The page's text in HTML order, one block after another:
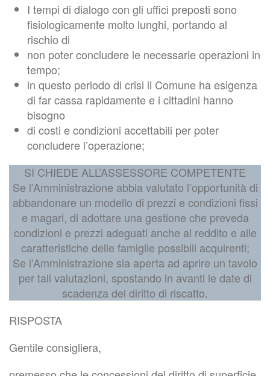
I tempi di dialogo con gli uffici preposti sono
fisiologicamente molto lunghi, portando al
rischio di
non poter concludere le necessarie operazioni in
tempo;
in questo periodo di crisi il Comune ha esigenza
di far cassa rapidamente e i cittadini hanno
bisogno
di costi e condizioni accettabili per poter
concludere l’operazione;
SI CHIEDE ALL’ASSESSORE COMPETENTE
Se l’Amministrazione abbia valutato l’opportunità di
abbandonare un modello di prezzi e condizioni fissi
e magari, di adottare una gestione che preveda
condizioni e prezzi adeguati anche al reddito e alle
caratteristiche delle famiglie possibili acquirenti;
Se l’Amministrazione sia aperta ad aprire un tavolo
per tali valutazioni, spostando in avanti le date di
scadenza del diritto di riscatto.
RISPOSTA
Gentile consigliera,